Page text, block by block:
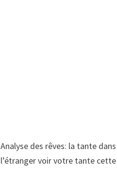
Analyse des rêves: la tante
l’étranger voir votre tante